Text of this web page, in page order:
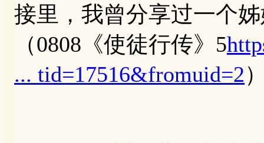
接里，我曾分享过一个
（0808《使徒行传》5
... tid=17516&fromuid=2